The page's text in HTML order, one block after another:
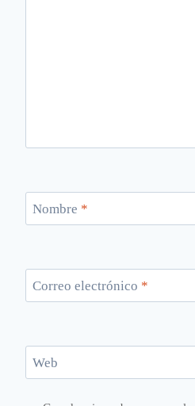
Nombre *
Correo electrónico *
Web